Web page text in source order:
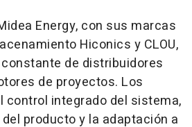
Energy, con sus marcas
Hiconics y CLOU,
de distribuidores
de proyectos. Los
control integrado del sistema,
producto y la adaptación a